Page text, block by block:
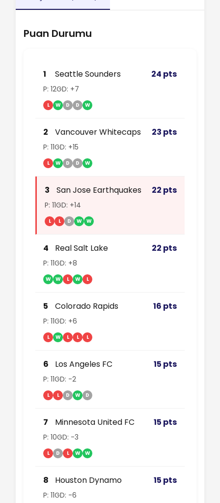
Puan Durumu
1 Seattle Sounders 24 pts
P: 12GD: +7
L W D D W
2 Vancouver Whitecaps 23 pts
P: 11GD: +15
L W D D W
3 San Jose Earthquakes 22 pts
P: 11GD: +14
L L D W W
4 Real Salt Lake 22 pts
P: 11GD: +8
W W L W L
5 Colorado Rapids 16 pts
P: 11GD: +6
L W L L L
6 Los Angeles FC 15 pts
P: 11GD: -2
L L D W D
7 Minnesota United FC 15 pts
P: 10GD: -3
L D L W W
8 Houston Dynamo 15 pts
P: 11GD: -6